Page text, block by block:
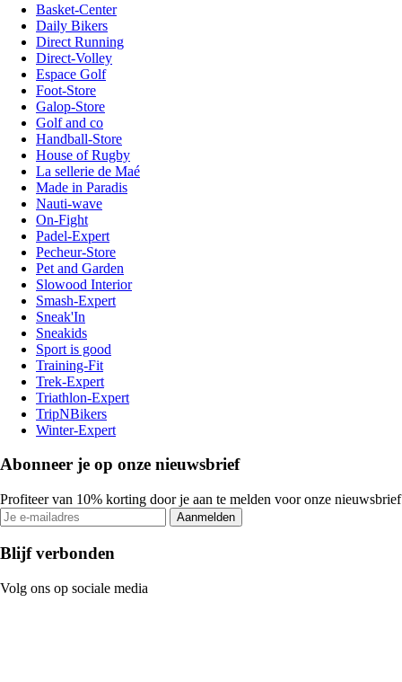
Basket-Center
Daily Bikers
Direct Running
Direct-Volley
Espace Golf
Foot-Store
Galop-Store
Golf and co
Handball-Store
House of Rugby
La sellerie de Maé
Made in Paradis
Nauti-wave
On-Fight
Padel-Expert
Pecheur-Store
Pet and Garden
Slowood Interior
Smash-Expert
Sneak'In
Sneakids
Sport is good
Training-Fit
Trek-Expert
Triathlon-Expert
TripNBikers
Winter-Expert
Abonneer je op onze nieuwsbrief
Profiteer van 10% korting door je aan te melden voor onze nieuwsbrief
Aanmelden
Blijf verbonden
Volg ons op sociale media